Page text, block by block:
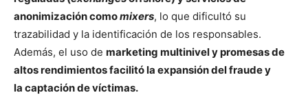
anonimización comomixers, lo que dificultó su
trazabilidad y la identificación de los responsables.
Además, el uso de marketing multinivel y promesas de
altos rendimientos facilitó la expansión del fraude y
la captación de víctimas.